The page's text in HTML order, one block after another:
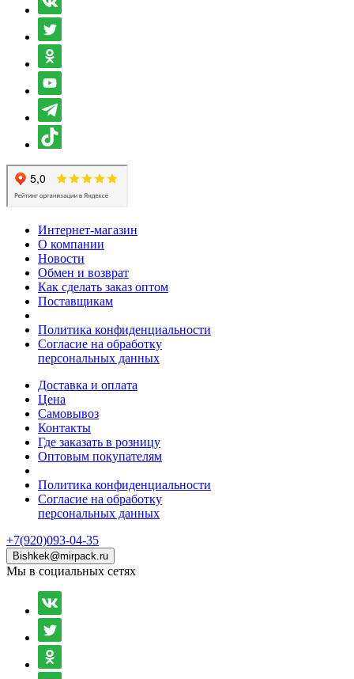
Интернет-магазин
О компании
Новости
Обмен и возврат
Как сделать заказ оптом
Поставщикам
Политика конфиденциальности
Согласие на обработку
персональных данных
Доставка и оплата
Цена
Самовывоз
Контакты
Где заказать в розницу
Оптовым покупателям
Политика конфиденциальности
Согласие на обработку
персональных данных
+7(920)093-04-35
Bishkek@mirpack.ru
Мы в социальных сетях